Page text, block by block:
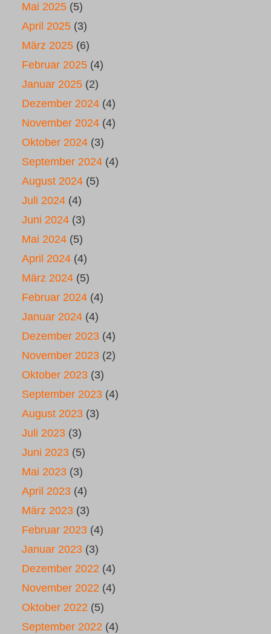
Mai 2025 (5)
April 2025 (3)
März 2025 (6)
Februar 2025 (4)
Januar 2025 (2)
Dezember 2024 (4)
November 2024 (4)
Oktober 2024 (3)
September 2024 (4)
August 2024 (5)
Juli 2024 (4)
Juni 2024 (3)
Mai 2024 (5)
April 2024 (4)
März 2024 (5)
Februar 2024 (4)
Januar 2024 (4)
Dezember 2023 (4)
November 2023 (2)
Oktober 2023 (3)
September 2023 (4)
August 2023 (3)
Juli 2023 (3)
Juni 2023 (5)
Mai 2023 (3)
April 2023 (4)
März 2023 (3)
Februar 2023 (4)
Januar 2023 (3)
Dezember 2022 (4)
November 2022 (4)
Oktober 2022 (5)
September 2022 (4)